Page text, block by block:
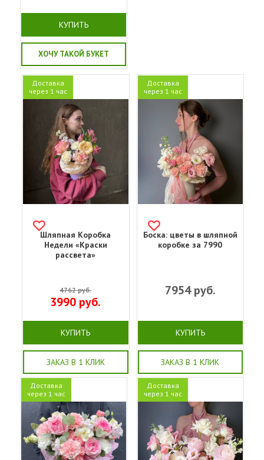
КУПИТЬ
ХОЧУ ТАКОЙ БУКЕТ
Доставка
через 1 час
Шляпная Коробка
Недели «Краски
рассвета»
4762руб.
3990 руб.
КУПИТЬ
ЗАКАЗ В 1 КЛИК
Доставка
через 1 час
Боска: цветы в шляпной
коробке за 7990
7954руб.
КУПИТЬ
ЗАКАЗ В 1 КЛИК
Доставка
через 1 час
Доставка
через 1 час